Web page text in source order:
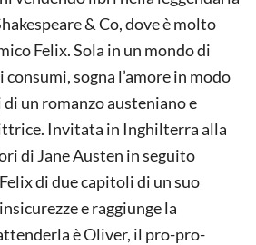
& Co, dove è molto
Felix. Sola in un mondo di
sogna l’amore in modo
un romanzo austeniano e
Invitata in Inghilterra alla
di Jane Austen in seguito
di due capitoli di un suo
e raggiunge la
è Oliver, il pro-pro-